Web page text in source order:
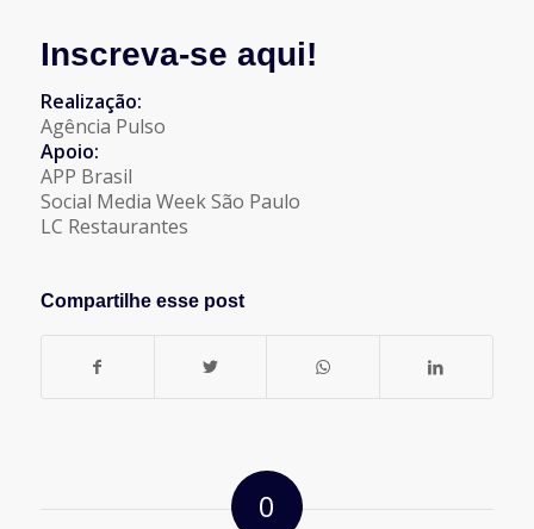
Inscreva-se aqui!
Realização:
Agência Pulso
Apoio:
APP Brasil
Social Media Week São Paulo
LC Restaurantes
Compartilhe esse post
0